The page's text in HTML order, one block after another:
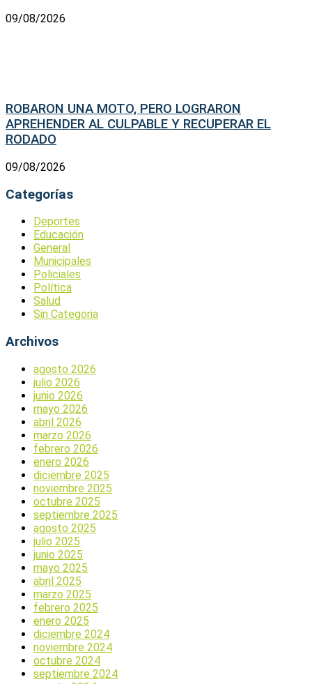
09/08/2026
ROBARON UNA MOTO, PERO LOGRARON
APREHENDER AL CULPABLE Y RECUPERAR EL
RODADO
09/08/2026
Categorías
Deportes
Educación
General
Municipales
Policiales
Política
Salud
Sin Categoria
Archivos
agosto 2026
julio 2026
junio 2026
mayo 2026
abril 2026
marzo 2026
febrero 2026
enero 2026
diciembre 2025
noviembre 2025
octubre 2025
septiembre 2025
agosto 2025
julio 2025
junio 2025
mayo 2025
abril 2025
marzo 2025
febrero 2025
enero 2025
diciembre 2024
noviembre 2024
octubre 2024
septiembre 2024